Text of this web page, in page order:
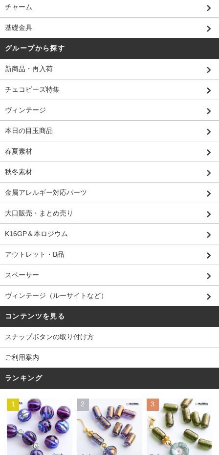
チャーム
基礎金具
グループから探す
新商品・再入荷
チェコビーズ特集
ヴィンテージ
本日の目玉商品
春夏素材
秋冬素材
金属アレルギー対応パーツ
大口販売・まとめ売り
K16GP＆本ロジウム
アウトレット・B品
スペーサー
ヴィンテージ（ルーサイトなど）
コンテンツを見る
スナップボタンの取り付け方
ご利用案内
ランキング
1 2 3